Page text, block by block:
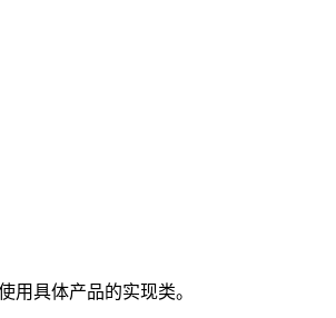
具体产品的实现类。